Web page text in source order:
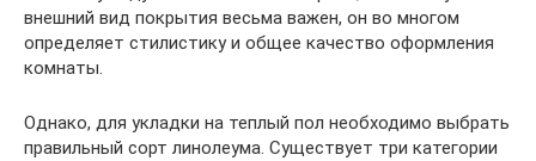
внешний вид покрытия весьма важен, он во многом
определяет стилистику и общее качество оформления
комнаты.
Однако, для укладки на теплый пол необходимо выбрать
правильный сорт линолеума. Существует три категории